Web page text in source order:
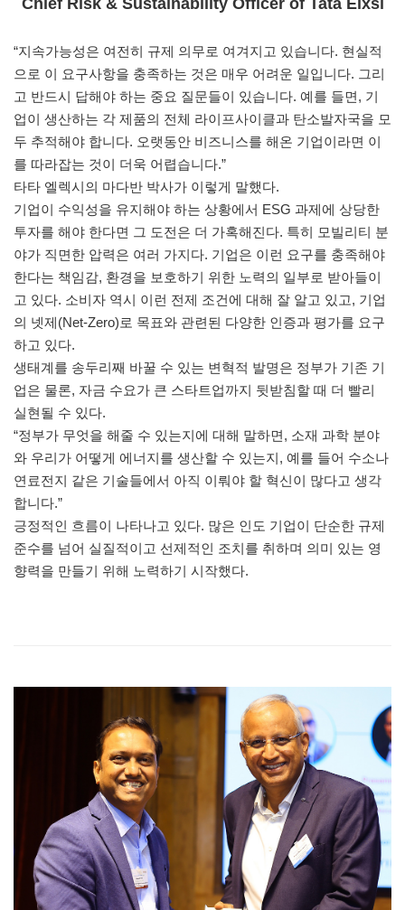
Chief Risk & Sustainability Officer of Tata Elxsi
“지속가능성은 여전히 규제 의무로 여겨지고 있습니다. 현실적
으로 이 요구사항을 충족하는 것은 매우 어려운 일입니다. 그리
고 반드시 답해야 하는 중요 질문들이 있습니다. 예를 들면, 기
업이 생산하는 각 제품의 전체 라이프사이클과 탄소발자국을 모
두 추적해야 합니다. 오랫동안 비즈니스를 해온 기업이라면 이
를 따라잡는 것이 더욱 어렵습니다.”
타타 엘렉시의 마다반 박사가 이렇게 말했다.
기업이 수익성을 유지해야 하는 상황에서 ESG 과제에 상당한
투자를 해야 한다면 그 도전은 더 가혹해진다. 특히 모빌리티 분
야가 직면한 압력은 여러 가지다. 기업은 이런 요구를 충족해야
한다는 책임감, 환경을 보호하기 위한 노력의 일부로 받아들이
고 있다. 소비자 역시 이런 전제 조건에 대해 잘 알고 있고, 기업
의 넷제(Net-Zero)로 목표와 관련된 다양한 인증과 평가를 요구
하고 있다.
생태계를 송두리째 바꿀 수 있는 변혁적 발명은 정부가 기존 기
업은 물론, 자금 수요가 큰 스타트업까지 뒷받침할 때 더 빨리
실현될 수 있다.
“정부가 무엇을 해줄 수 있는지에 대해 말하면, 소재 과학 분야
와 우리가 어떻게 에너지를 생산할 수 있는지, 예를 들어 수소나
연료전지 같은 기술들에서 아직 이뤄야 할 혁신이 많다고 생각
합니다.”
긍정적인 흐름이 나타나고 있다. 많은 인도 기업이 단순한 규제
준수를 넘어 실질적이고 선제적인 조치를 취하며 의미 있는 영
향력을 만들기 위해 노력하기 시작했다.